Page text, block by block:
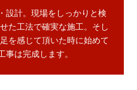
設計。現場をしっかりと検
た工法で確実な施工。そし
を感じて頂いた時に始めて
事は完成します。